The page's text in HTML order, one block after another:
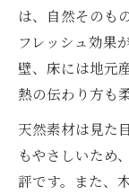
舟屋宿
町の休
プライ
空間を
リート
サウナ
は、自然そのも
フレッシュ効果
壁、床には地元
熱の伝わり方も
天然素材は見た
もやさしいため
評です。また、